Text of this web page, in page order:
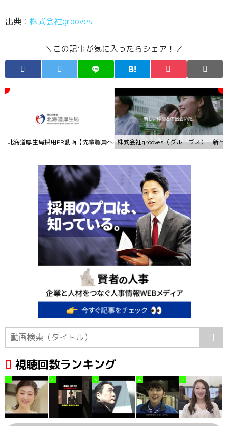
出典： 株式会社grooves
＼この記事が気に入ったらシェア！／
株式会社grooves（グルーヴス） 新卒
北海道厚生局採用PR動画【先輩職員へインタビュー】
視聴回数ランキング
1 2 3 4 5